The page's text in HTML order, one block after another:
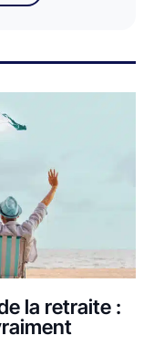
la retraite :